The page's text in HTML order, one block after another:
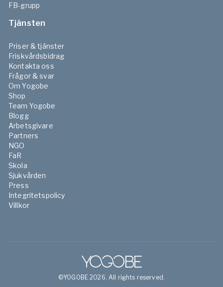
FB-grupp
Tjänsten
Priser & tjänster
Friskvårdsbidrag
Kontakta oss
Frågor & svar
Om Yogobe
Shop
Team Yogobe
Blogg
Arbetsgivare
Partners
NGO
FaR
Skola
Sjukvården
Press
Integritetspolicy
Villkor
©YOGOBE 2026. All rights reserved.